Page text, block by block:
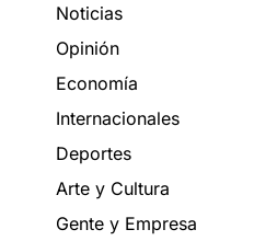
Noticias
Opinión
Economía
Internacionales
Deportes
Arte y Cultura
Gente y Empresa